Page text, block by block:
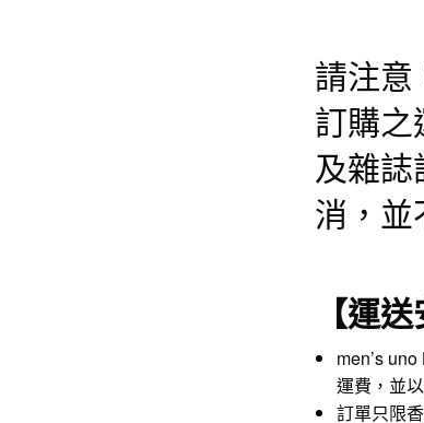
請注
訂購
及雜
消，並
【運
men’s
運費，並
訂單只限